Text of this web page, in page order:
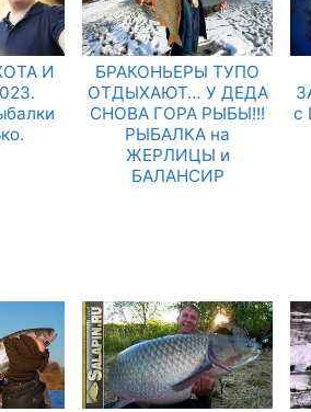
И
БРАКОНЬЕРЫ ТУПО
ОТДЫХАЮТ… У ДЕДА
СНОВА ГОРА РЫБЫ!!!
РЫБАЛКА на
ЖЕРЛИЦЫ и
БАЛАНСИР
с